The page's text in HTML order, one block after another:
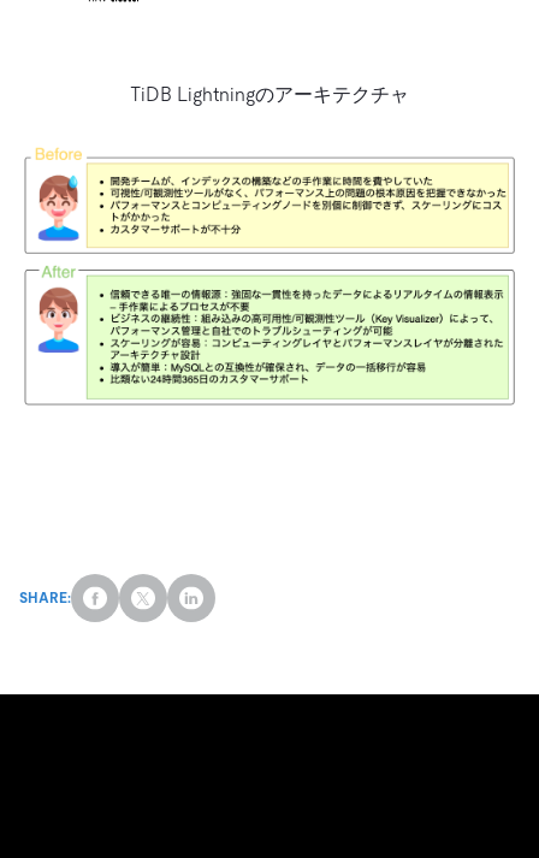
TiDB Lightningのアーキテクチャ
SHARE: